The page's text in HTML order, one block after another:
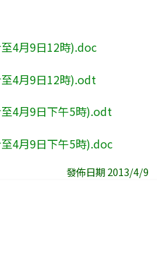
4月9日12時).doc
4月9日12時).odt
4月9日下午5時).odt
4月9日下午5時).doc
發佈日期 2013/4/9